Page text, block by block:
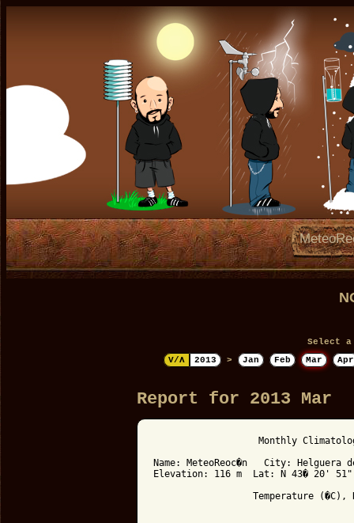
Select a
V/Λ
2013 > Jan Feb Mar Apr
Report for 2013 Mar
Monthly
Name: MeteoReoc�n   City: Helguera
Elevation: 116 m  Lat: N 43� 20'
Temperature (�C),